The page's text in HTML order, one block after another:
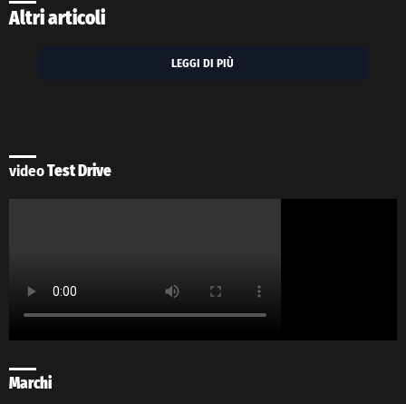
Altri articoli
LEGGI DI PIÙ
videoTest Drive
Marchi